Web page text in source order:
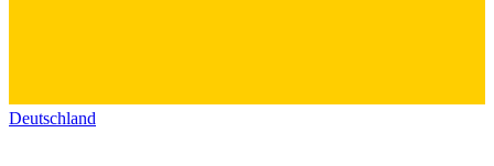
Deutschland